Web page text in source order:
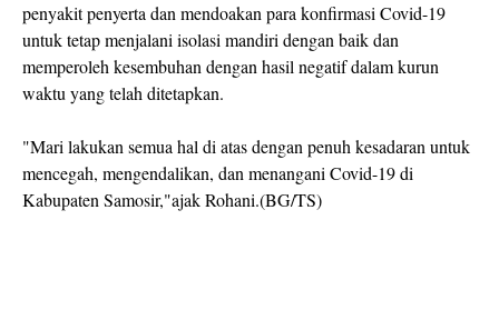
penyakit penyerta dan mendoakan para konfirmasi Covid-19
untuk tetap menjalani isolasi mandiri dengan baik dan
memperoleh kesembuhan dengan hasil negatif dalam kurun
waktu yang telah ditetapkan.
"Mari lakukan semua hal di atas dengan penuh kesadaran untuk
mencegah, mengendalikan, dan menangani Covid-19 di
Kabupaten Samosir,"ajak Rohani.(BG/TS)